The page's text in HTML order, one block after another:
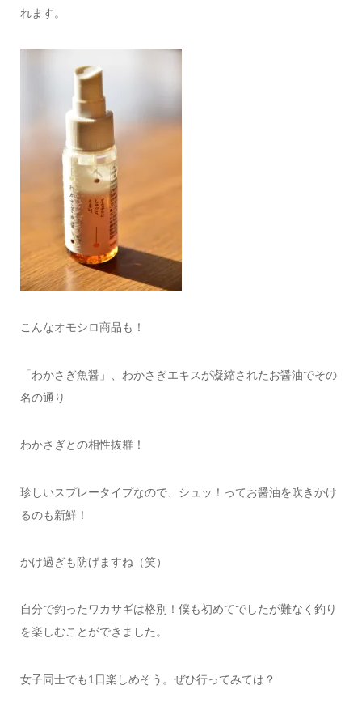
れます。
こんなオモシロ商品も！
「わかさぎ魚醤」、わかさぎエキスが凝縮されたお醤油でその
名の通り
わかさぎとの相性抜群！
珍しいスプレータイプなので、シュッ！ってお醤油を吹きかけ
るのも新鮮！
かけ過ぎも防げますね（笑）
自分で釣ったワカサギは格別！僕も初めてでしたが難なく釣り
を楽しむことができました。
女子同士でも1日楽しめそう。ぜひ行ってみては？